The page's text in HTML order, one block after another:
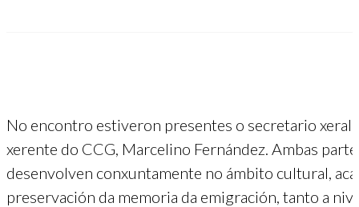
No encontro estiveron presentes o secretario
xerente do CCG, Marcelino Fernández. Ambas
desenvolven conxuntamente no ámbito cultural,
preservación da memoria da emigración, tanto a